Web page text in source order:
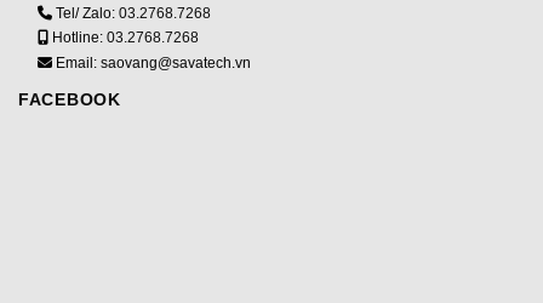
Tel/ Zalo: 03.2768.7268
Hotline: 03.2768.7268
Email: saovang@savatech.vn
FACEBOOK